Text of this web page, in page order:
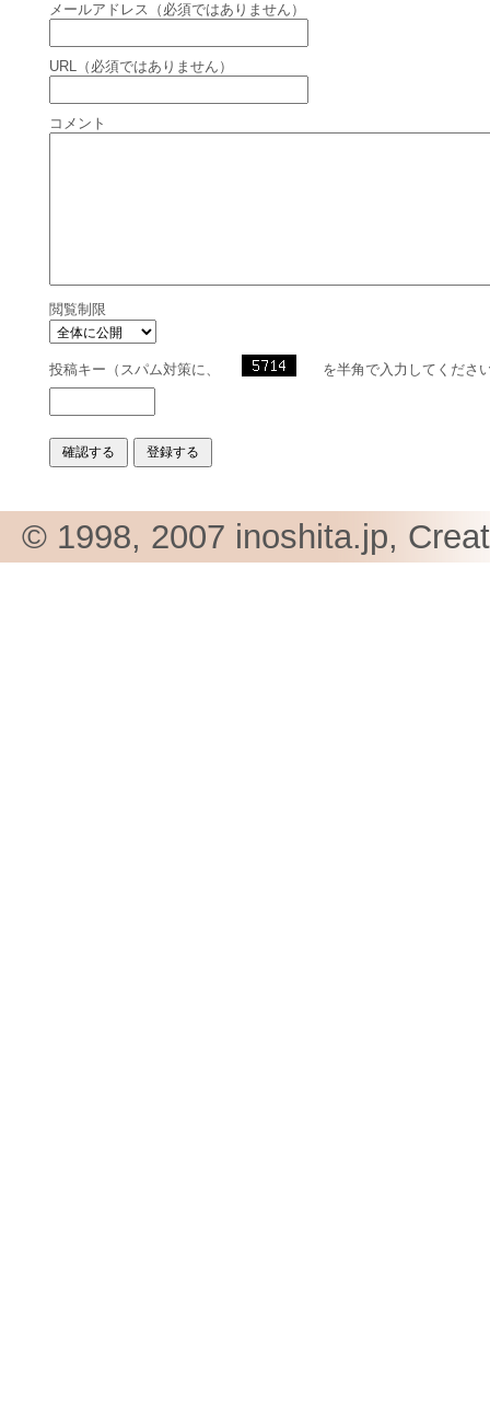
メールアドレス（必須ではありません）
URL（必須ではありません）
コメント
閲覧制限
投稿キー（スパム対策に、 を半角で入力してくださ
© 1998, 2007 inoshita.jp,